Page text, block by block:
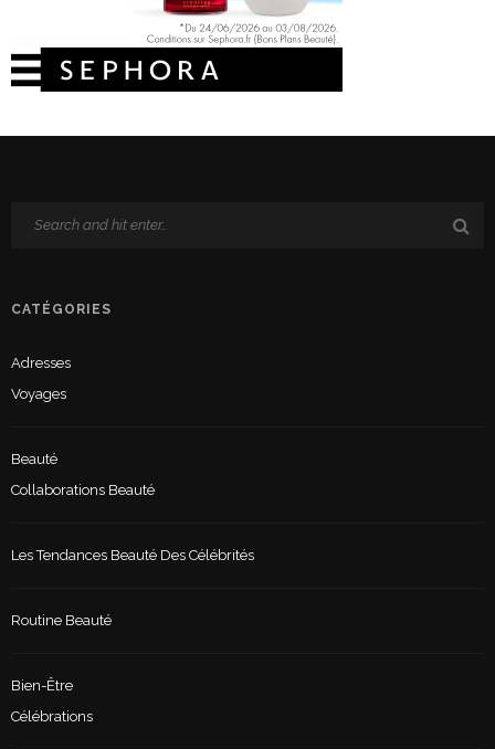
CATÉGORIES
Adresses
Voyages
Beauté
Collaborations Beauté
Les Tendances Beauté Des Célébrités
Routine Beauté
Bien-Être
Célébrations